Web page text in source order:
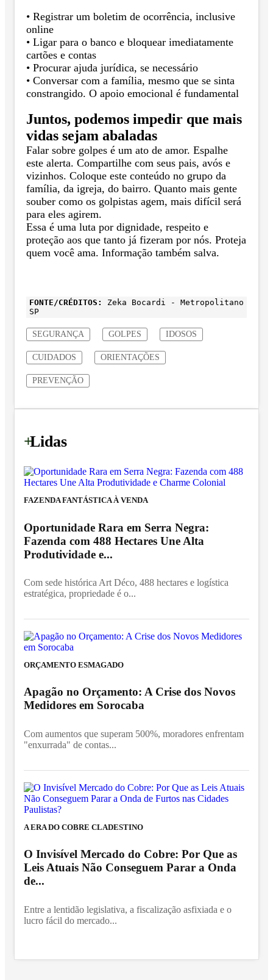
• Registrar um boletim de ocorrência, inclusive
online
• Ligar para o banco e bloquear imediatamente
cartões e contas
• Procurar ajuda jurídica, se necessário
• Conversar com a família, mesmo que se sinta
constrangido. O apoio emocional é fundamental
Juntos, podemos impedir que mais
vidas sejam abaladas
Falar sobre golpes é um ato de amor. Espalhe
este alerta. Compartilhe com seus pais, avós e
vizinhos. Coloque este conteúdo no grupo da
família, da igreja, do bairro. Quanto mais gente
souber como os golpistas agem, mais difícil será
para eles agirem.
Essa é uma luta por dignidade, respeito e
proteção aos que tanto já fizeram por nós. Proteja
quem você ama. Informação também salva.
FONTE/CRÉDITOS:
Zeka Bocardi - Metropolitano
SP
SEGURANÇA GOLPES IDOSOS
CUIDADOS ORIENTAÇÕES
PREVENÇÃO
+
Lidas
FAZENDA FANTÁSTICA À VENDA
Oportunidade Rara em Serra Negra:
Fazenda com 488 Hectares Une Alta
Produtividade e...
Com sede histórica Art Déco, 488 hectares e logística
estratégica, propriedade é o...
ORÇAMENTO ESMAGADO
Apagão no Orçamento: A Crise dos Novos
Medidores em Sorocaba
Com aumentos que superam 500%, moradores enfrentam
"enxurrada" de contas...
A ERA DO COBRE CLADESTINO
O Invisível Mercado do Cobre: Por Que as
Leis Atuais Não Conseguem Parar a Onda
de...
Entre a lentidão legislativa, a fiscalização asfixiada e o
lucro fácil do mercado...